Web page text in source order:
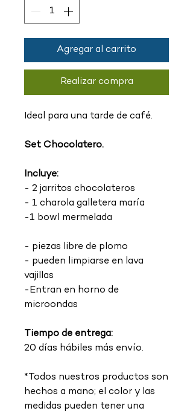
Agregar al carrito
Realizar compra
Ideal para una tarde de café.
Set Chocolatero.
Incluye:
- 2 jarritos chocolateros
- 1 charola galletera maría
-1 bowl mermelada
- piezas libre de plomo
- pueden limpiarse en lava
vajillas
-Entran en horno de
microondas
Tiempo de entrega:
20 días hábiles más envío.
*Todos nuestros productos son
hechos a mano; el color y las
medidas pueden tener una